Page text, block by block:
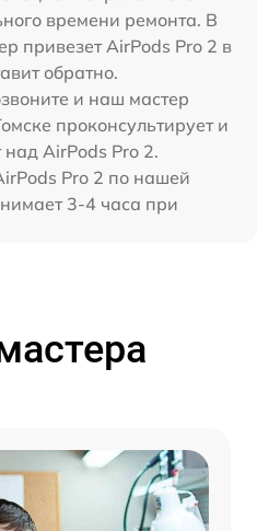
времени ремонта. В
привезет AirPods Pro 2 в
обратно.
и наш мастер
проконсультирует и
над AirPods Pro 2.
Pro 2 по нашей
3-4 часа при